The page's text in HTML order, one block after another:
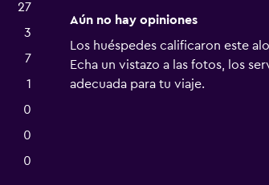
27
3
7
1
0
0
0
Aún no hay opiniones
Los huéspedes calificaron este
Echa un vistazo a las fotos, los
adecuada para tu viaje.